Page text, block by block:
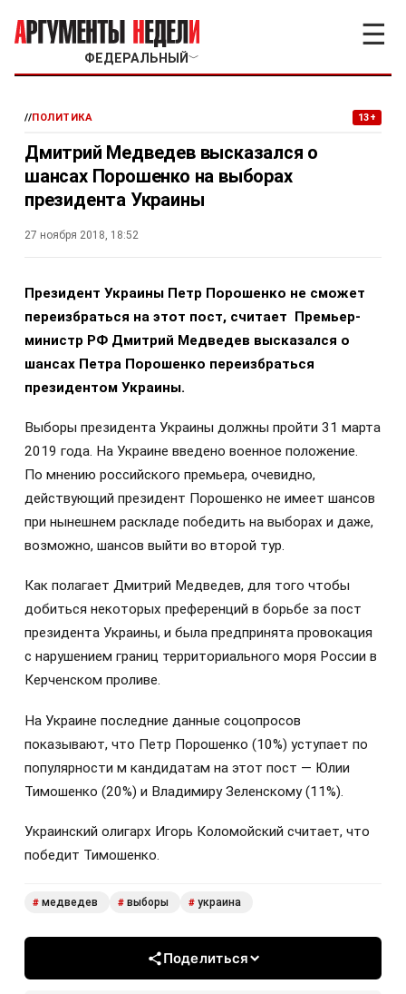
ФЕДЕРАЛЬНЫЙ ﹀
☰
//ПОЛИТИКА 13+
Дмитрий Медведев высказался о
шансах Порошенко на выборах
президента Украины
27 ноября 2018, 18:52
Президент Украины Петр Порошенко не сможет
переизбраться на этот пост, считает Премьер-
министр РФ Дмитрий Медведев высказался о
шансах Петра Порошенко переизбраться
президентом Украины.
Выборы президента Украины должны пройти 31 марта
2019 года. На Украине введено военное положение.
По мнению российского премьера, очевидно,
действующий президент Порошенко не имеет шансов
при нынешнем раскладе победить на выборах и даже,
возможно, шансов выйти во второй тур.
Как полагает Дмитрий Медведев, для того чтобы
добиться некоторых преференций в борьбе за пост
президента Украины, и была предпринята провокация
с нарушением границ территориального моря России в
Керченском проливе.
На Украине последние данные соцопросов
показывают, что Петр Порошенко (10%) уступает по
популярности м кандидатам на этот пост — Юлии
Тимошенко (20%) и Владимиру Зеленскому (11%).
Украинский олигарх Игорь Коломойский считает, что
победит Тимошенко.
# медведев # выборы # украина
Поделиться